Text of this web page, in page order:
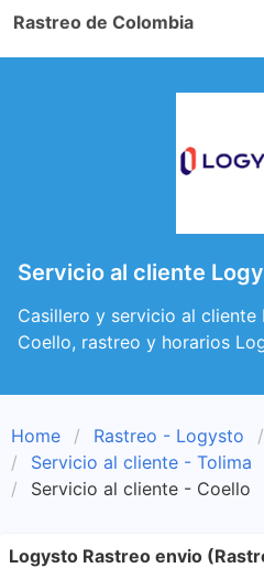
Rastreo de Colombia
Servicio al cliente
Casillero y servicio al
Coello, rastreo y horarios
Home Rastreo - Logysto
Servicio al cliente - Tolima
Servicio al cliente - Coello
Logysto Rastreo envio